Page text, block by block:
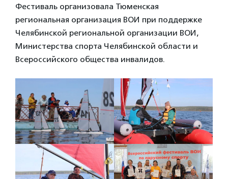
Фестиваль организовала Тюменская
региональная организация ВОИ при поддержке
Челябинской региональной организации ВОИ,
Министерства спорта Челябинской области и
Всероссийского общества инвалидов.